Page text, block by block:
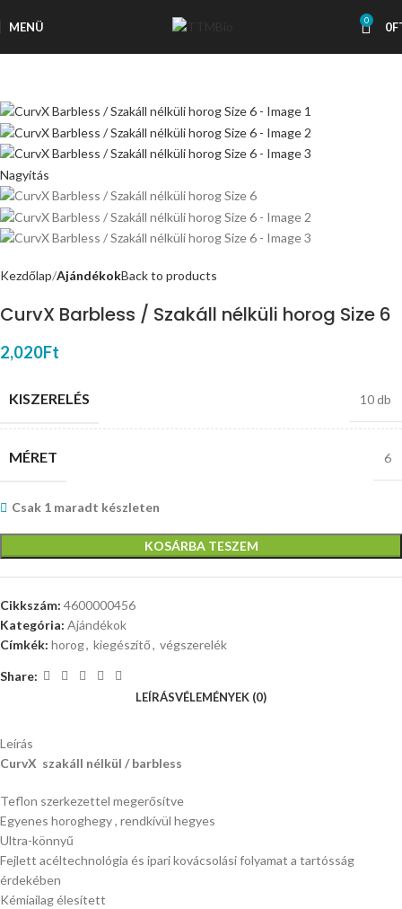
MENÜ 0 0
Nagyítás
Kezdőlap AjándékokBack to products
CurvX Barbless / Szakáll nélküli horog Size 6
2,020Ft
KISZERELÉS 10 db
MÉRET 6
Csak 1 maradt készleten
KOSÁRBA TESZEM
Cikkszám: 4600000456
Kategória: Ajándékok
Címkék: horog, kiegészítő, végszerelék
Share:
LEÍRÁSVÉLEMÉNYEK (0)
Leírás
CurvX szakáll nélkül / barbless
Teflon szerkezettel megerősítve
Egyenes horoghegy , rendkívül hegyes
Ultra-könnyű
Fejlett acéltechnológia és ipari kovácsolási folyamat a tartósság
érdekében
Kémiailag élesített